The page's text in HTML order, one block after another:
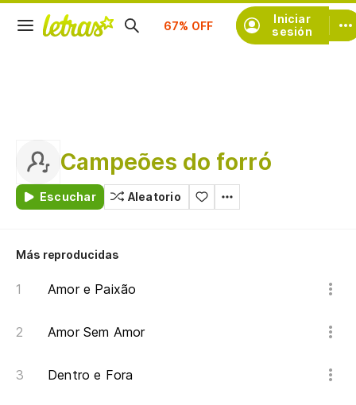
Iniciar
sesión
Suscríbete
Campeões do forró
Escuchar Aleatorio
Más reproducidas
Amor e Paixão
Amor Sem Amor
Dentro e Fora